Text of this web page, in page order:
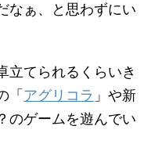
なぁ、と思わずにい
立てられるくらいき
「 アグリコラ 」や新
のゲームを遊んでい